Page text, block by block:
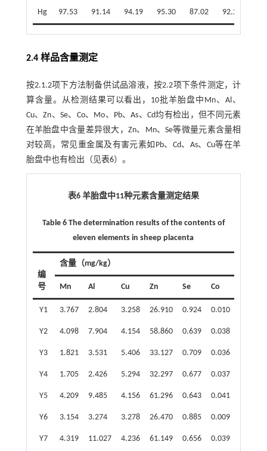
Hg 97.53 91.14 94.19 95.30 87.02 92.22
2.4 样品含量测定
按2.1.2项下方法制备供试品溶液，按2.2项下条件测定，计
算含量。从检测结果可以看出，10批羊胎盘中Mn、Al、
Cu、Zn、Se、Co、Mo、Pb、As、Cd均有检出，但不同元素
在羊胎盘中含量差异很大，Zn、Mn、Se等微量元素含量相
对较高，常见重金属及有害元素如Pb、Cd、As、Cu等在羊
胎盘中也有检出（见表6）。
表6 羊胎盘中11种元素含量测定结果
Table 6 The determination results of the contents of
eleven elements in sheep placenta
编
号
含量（mg/kg）
Mn Al Cu Zn Se Co
Y1 3.767 2.804 3.258 26.910 0.924 0.010
Y2 4.098 7.904 4.154 58.860 0.639 0.038
Y3 1.821 3.531 5.406 33.127 0.709 0.036
Y4 1.705 2.426 5.294 32.297 0.677 0.037
Y5 4.209 9.485 4.156 61.296 0.643 0.041
Y6 3.154 3.274 3.278 26.470 0.885 0.009
Y7 4.319 11.027 4.236 61.149 0.656 0.039